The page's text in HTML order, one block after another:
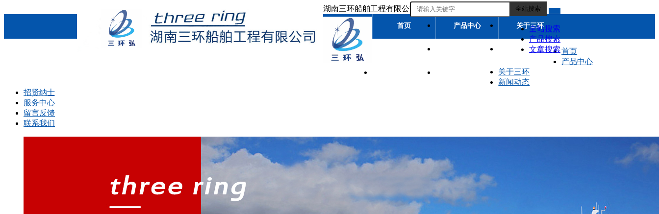
湖南三环船舶工程有限公司 全站搜索
全站搜索
产品搜索
文章搜索
首页 产品中心 关于三环
服务中心
首页
产品中心
关于三环
新闻动态
招贤纳士
服务中心
留言反馈
联系我们